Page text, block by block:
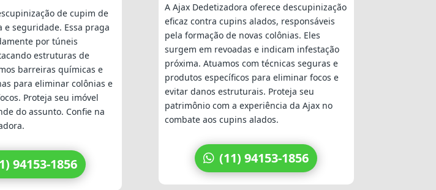
de cupim de
e seguridade. Essa praga
por túneis
estruturas de
barreiras químicas e
para eliminar colônias e
Proteja seu imóvel
do assunto. Confie na
94153-1856
A Ajax Dedetizadora oferece descupinização
eficaz contra cupins alados, responsáveis
pela formação de novas colônias. Eles
surgem em revoadas e indicam infestação
próxima. Atuamos com técnicas seguras e
produtos específicos para eliminar focos e
evitar danos estruturais. Proteja seu
patrimônio com a experiência da Ajax no
combate aos cupins alados.
(11) 94153-1856